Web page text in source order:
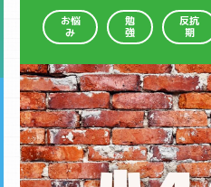
お悩
み
勉
強
反抗
期